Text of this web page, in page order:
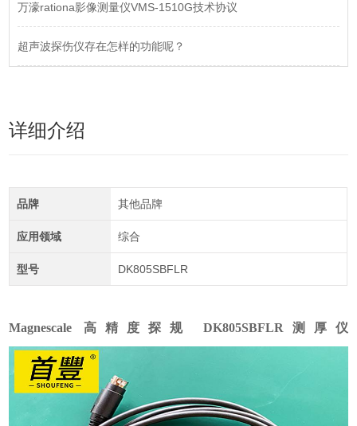
万濠rationa影像测量仪VMS-1510G技术协议
超声波探伤仪存在怎样的功能呢？
详细介绍
品牌 其他品牌
应用领域 综合
型号 DK805SBFLR
Magnescale 高精度探规 DK805SBFLR 测厚仪